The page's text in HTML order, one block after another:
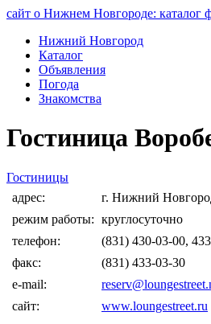
сайт о Нижнем Новгороде: каталог
Нижний Новгород
Каталог
Объявления
Погода
Знакомства
Гостиница
Гостиницы
адрес:
г. Нижний
режим работы: круглосуточно
телефон:
(831) 430-03-00,
факс:
(831) 433-03-30
e-mail:
сайт:
www.loungestreet.ru